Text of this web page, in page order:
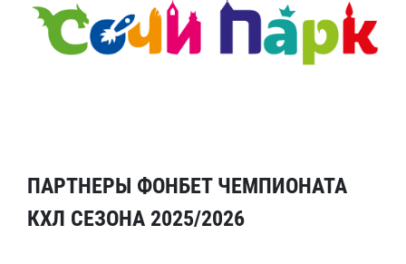
ПАРТНЕРЫ ФОНБЕТ ЧЕМПИОНАТА
КХЛ СЕЗОНА 2025/2026